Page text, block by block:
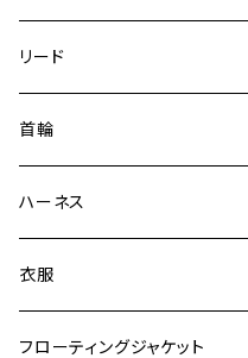
リード
エッセンシャル
ゼロショック
ロードランナー
ヴァリオ
首輪
エッセンシャル
ネオカラー
ダブルロックカラー
ハーネス
エッセンシャル
ハーネス
衣服
ラッシュガード
フローティングジャケット